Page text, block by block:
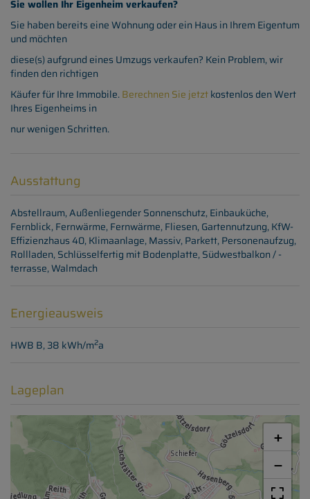
Sie wollen Ihr Eigenheim verkaufen?
Sie haben bereits eine Wohnung oder ein Haus in Ihrem Eigentum
und möchten
diese(s) aufgrund eines Umzugs verkaufen? Kein Problem, wir
finden den richtigen
Käufer für Ihre Immobile.Berechnen Sie jetztkostenlos den Wert
Ihres Eigenheims in
nur wenigen Schritten.
Ausstattung
Abstellraum Außenliegender Sonnenschutz Einbauküche
Fernblick Fernwärme Fernwärme Fliesen Gartennutzung KfW-
Effizienzhaus 40 Klimaanlage Massiv Parkett Personenaufzug
Rollladen Schlüsselfertig mit Bodenplatte Südwestbalkon / -
terrasse Walmdach
Energieausweis
HWB B, 38 kWh/m2a
Lageplan
+
−